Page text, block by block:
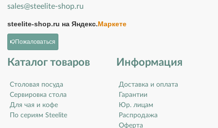
sales@steelite-shop.ru
steelite-shop.ru на Яндекс.Маркете
Пожаловаться
Каталог товаров
Столовая посуда
Сервировка стола
Для чая и кофе
По сериям Steelite
Информация
Доставка и оплата
Гарантии
Юр. лицам
Распродажа
Оферта